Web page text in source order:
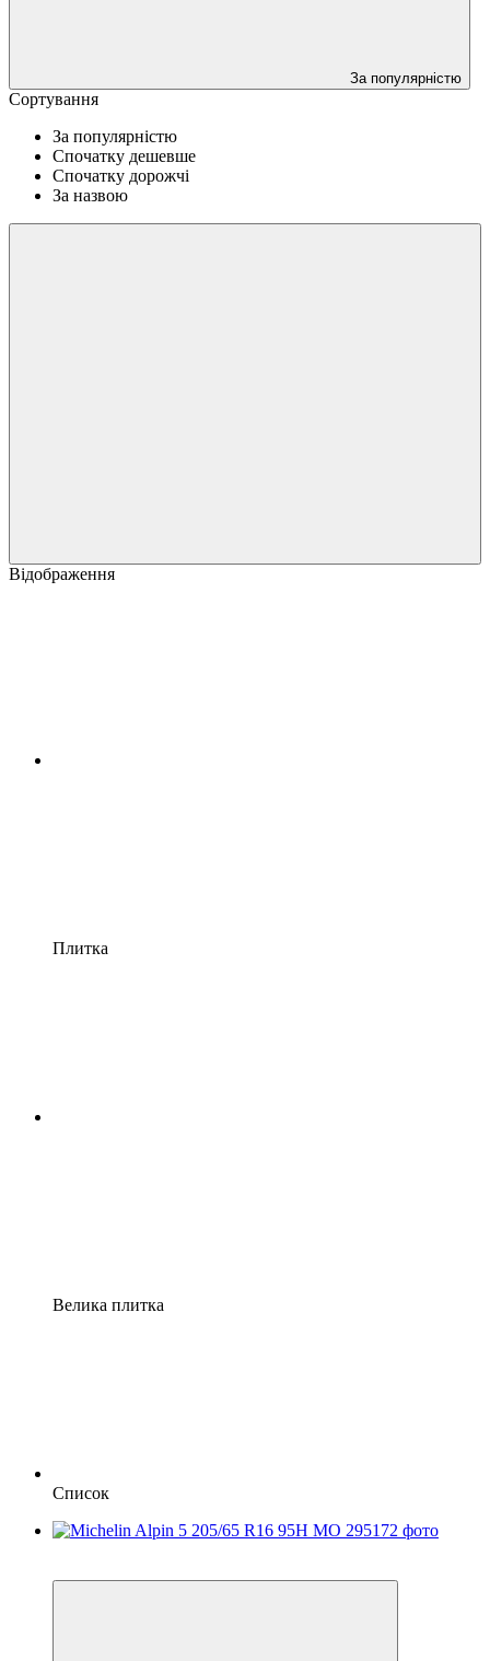
За популярністю
Сортування
За популярністю
Спочатку дешевше
Спочатку дорожчі
За назвою
Відображення
Плитка
Велика плитка
Список